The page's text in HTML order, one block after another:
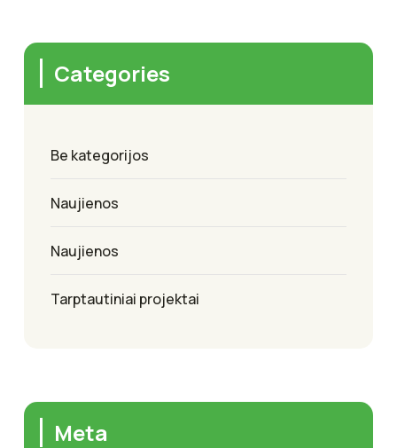
Categories
Be kategorijos
Naujienos
Naujienos
Tarptautiniai projektai
Meta